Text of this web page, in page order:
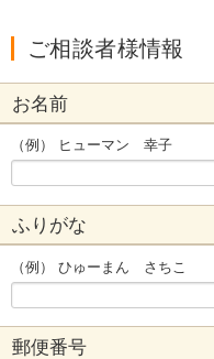
ご相談者様情報
お名前
（例） ヒューマン 幸子
ふりがな
（例） ひゅーまん さちこ
郵便番号